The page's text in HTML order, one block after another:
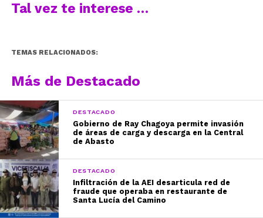
Tal vez te interese …
TEMAS RELACIONADOS:
Más de Destacado
DESTACADO
Gobierno de Ray Chagoya permite invasión
de áreas de carga y descarga en la Central
de Abasto
DESTACADO
Infiltración de la AEI desarticula red de
fraude que operaba en restaurante de
Santa Lucía del Camino